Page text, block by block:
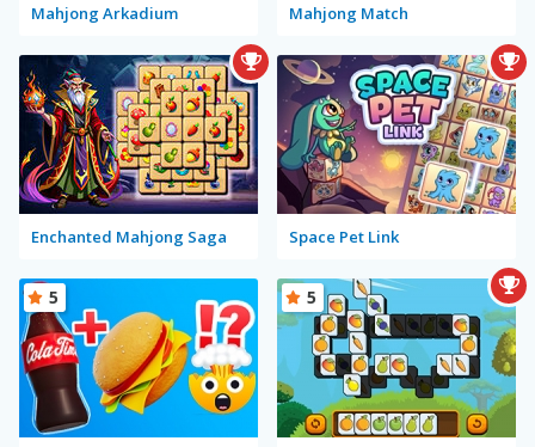
Mahjong Arkadium Mahjong Match
Enchanted Mahjong Saga Space Pet Link
5 5